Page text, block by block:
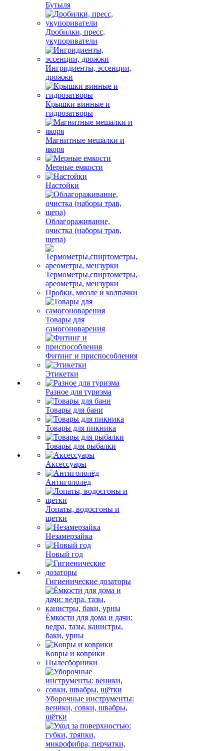
Бутыля
Дробилки, пресс,
укупориватели
Ингридиенты, эссенции,
дрожжи
Крышки винные и
гидрозатворы
Магнитные мешалки и
якоря
Мерные емкости
Настойки
Облагораживание,
очистка (наборы трав,
щепа)
Термометры,спиртометры,
ареометры, мензурки
Пробки, мюзле и колпачки
Товары для
самогоноварения
Фитинг и приспособления
Этикетки
Разное для туризма
Товары для бани
Товары для пикника
Товары для рыбалки
Аксессуары
Антигололёд
Лопаты, водосгоны и
щетки
Незамерзайка
Новый год
Гигиенические дозаторы
Ёмкости для дома и дачи:
ведра, тазы, канистры,
баки, урны
Ковры и коврики
Пылесборники
Уборочные инструменты:
веники, совки, швабры,
щётки